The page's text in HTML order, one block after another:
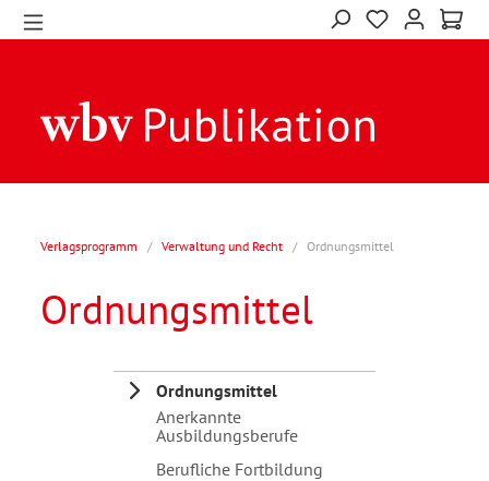
Verlagsprogramm / Verwaltung und Recht / Ordnungsmittel
Ordnungsmittel
Ordnungsmittel
Anerkannte
Ausbildungsberufe
Berufliche Fortbildung